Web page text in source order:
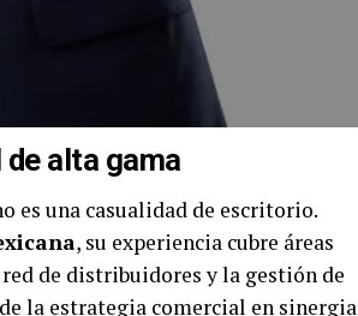
alta gama
es una casualidad de escritorio.
, su experiencia cubre áreas
de distribuidores y la gestión de
la estrategia comercial en sinergia